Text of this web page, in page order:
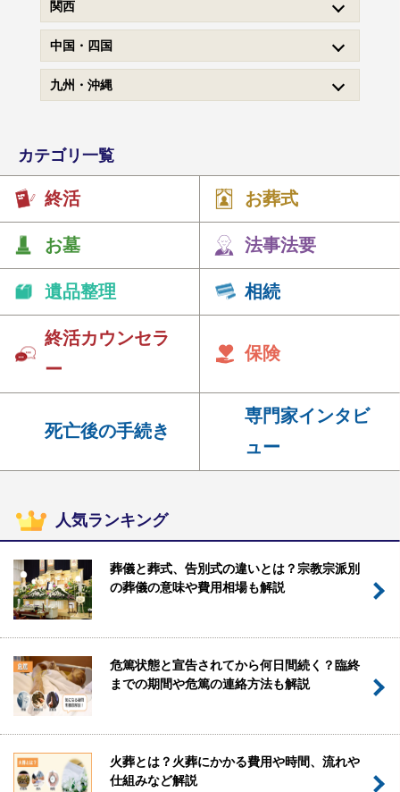
関西
中国・四国
九州・沖縄
カテゴリ一覧
終活 お葬式
お墓 法事法要
遺品整理 相続
終活カウンセラ
ー
保険
死亡後の手続き
専門家インタビ
ュー
人気ランキング
葬儀と葬式、告別式の違いとは？宗教宗派別
の葬儀の意味や費用相場も解説
危篤状態と宣告されてから何日間続く？臨終
までの期間や危篤の連絡方法も解説
火葬とは？火葬にかかる費用や時間、流れや
仕組みなど解説